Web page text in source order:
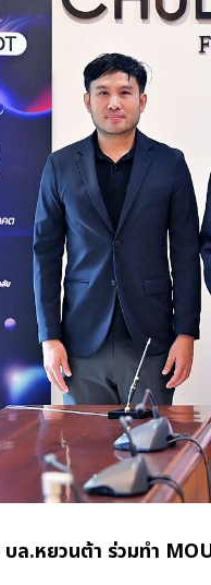
ยวนต้า ร่วมทำ MOU